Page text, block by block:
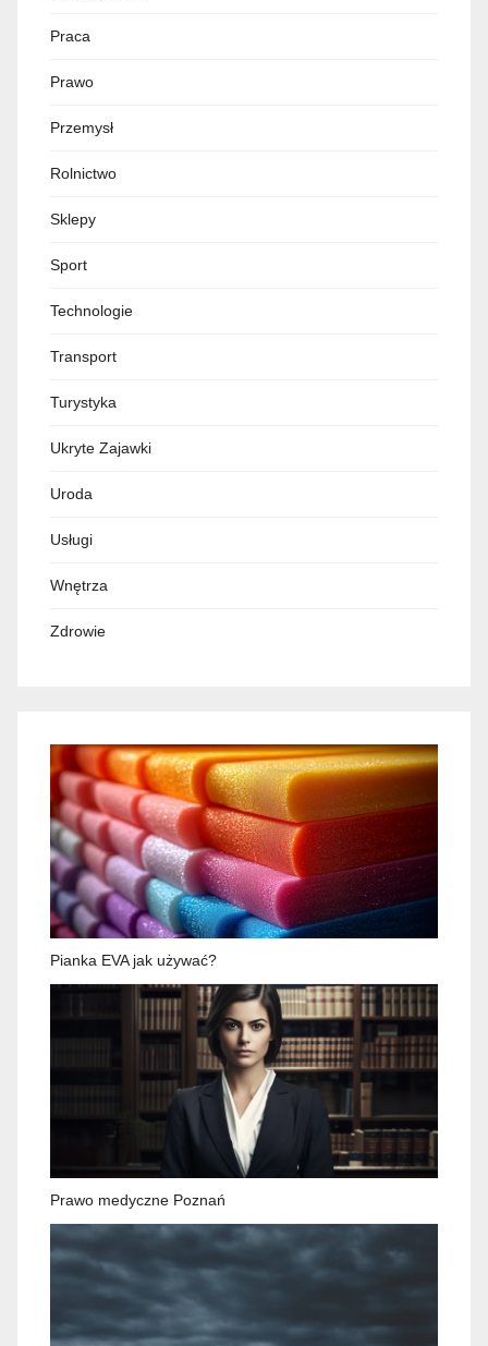
Praca
Prawo
Przemysł
Rolnictwo
Sklepy
Sport
Technologie
Transport
Turystyka
Ukryte Zajawki
Uroda
Usługi
Wnętrza
Zdrowie
Pianka EVA jak używać?
Prawo medyczne Poznań